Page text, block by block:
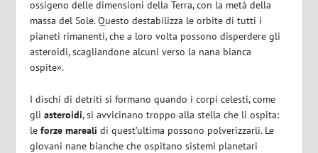
ossigeno delle dimensioni della Terra, con la metà della
massa del Sole. Questo destabilizza le orbite di tutti i
pianeti rimanenti, che a loro volta possono disperdere gli
asteroidi, scagliandone alcuni verso la nana bianca
ospite».
I dischi di detriti si formano quando i corpi celesti, come
gli asteroidi, si avvicinano troppo alla stella che li ospita:
leforze mareali di quest’ultima possono polverizzarli. Le
giovani nane bianche che ospitano sistemi planetari